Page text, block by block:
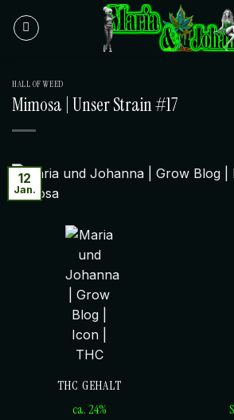
Inhalt
HALL OF WEED
Mimosa | Unser Strain #17
12
Jan.
THC GEHALT
ca. 24%